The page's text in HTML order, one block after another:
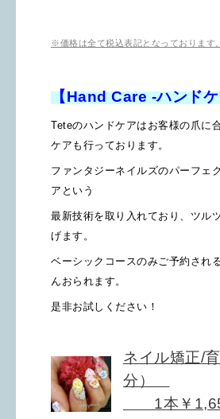
※価格は全て税込表記となっております。
【Hand Care -ハンド
Teteのハンドケアはお客様の爪に
ケアも行っております。
ファンタジーネイルズのパーフェ
アという
最新技術を取り入れており、ツル
げます。
ベーシックコースのみご予約され
んおられます。
是非お試しください！
ネイル矯正/
分）
1本￥